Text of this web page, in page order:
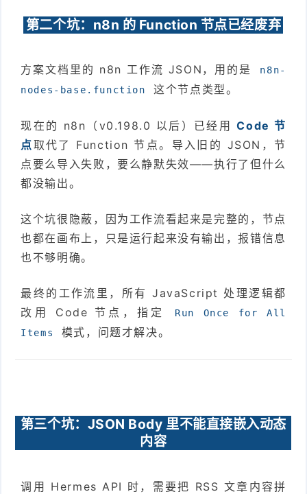
第二个坑：n8n 的 Function 节点已经废弃
方案文档里的 n8n 工作流 JSON，用的是
n8n-
nodes-base.function
这个节点类型。
现在的 n8n（v0.198.0 以后）已经用Code 节
点取代了 Function 节点。导入旧的 JSON，节
点要么导入失败，要么静默失效——执行了但什么
都没输出。
这个坑很隐蔽，因为工作流看起来是完整的，节点
也都在画布上，只是运行起来没有输出，报错信息
也不够明确。
最终的工作流里，所有 JavaScript 处理逻辑都
改用 Code 节点，指定
Run Once for All
Items
模式，问题才解决。
第三个坑：JSON Body 里不能直接嵌入动态
内容
调用 Hermes API 时，需要把 RSS 文章内容拼